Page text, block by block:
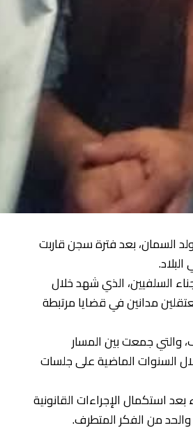
السمان، بعد فترة سجن قاربت
السلفيين، الذي شهد خلال
مدانين في قضايا مرتبطة
والتي جمعت بين المسار
السنوات الماضية على جلسات
استكمال الإجراءات القانونية
من الفكر المتطرف.